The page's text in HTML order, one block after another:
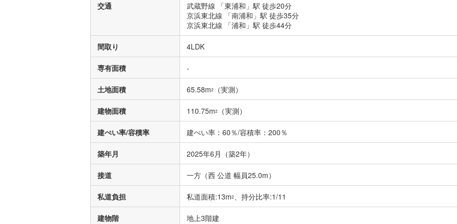
交通
武蔵野線 「東浦和」駅 徒歩20分
京浜東北線 「南浦和」駅 徒歩35分
京浜東北線 「浦和」駅 徒歩44分
間取り 4LDK
専有面積 -
土地面積 65.58m2 （実測）
建物面積 110.75m2 （実測）
建ぺい率/容積率 建ぺい率：60％/容積率：200％
築年月 2025年6月（築2年）
接道 一方（西 公道 幅員25.0m）
私道負担 私道面積:13m2、持分比率:1/11
建物階 地上3階建